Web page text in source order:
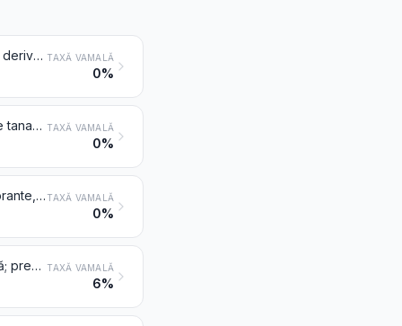
Extracte tanante de origine vegetală; tanini și sărurile lor, eterii, esterii și alți derivați ai acestor produse TAXĂ VAMALĂ
0%
Produse tanante organice sintetice; produse tanante anorganice; preparate tanante, care conțin chiar produse tanante naturale; preparate enzimatice pentru pretăbăcire TAXĂ VAMALĂ
0%
Substanțe colorante de origine vegetală sau animală (inclusiv extracte colorante, cu excepția negrului de origine animală), chiar cu compoziție chimică definită; preparate menţionate la nota 3 de capitol, pe bază de substanțe colorante de origine vegetală sau animală TAXĂ VAMALĂ
0%
Substanțe colorante organice sintetice, chiar cu compoziție chimică definită; preparate menţionate la nota 3 de capitol, pe bază de substanțe colorante organice sintetice; produse organice sintetice de tipul celor utilizate ca agenți de strălucire fluorescentă sau ca luminofori, chiar cu compoziție chimică definită TAXĂ VAMALĂ
6%